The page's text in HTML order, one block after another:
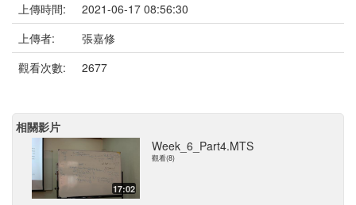
上傳時間:
2021-06-17 08:56:30
上傳者:
張嘉修
觀看次數:
2677
相關影片
17:02
Week_6_Part4.MTS
觀看(8)